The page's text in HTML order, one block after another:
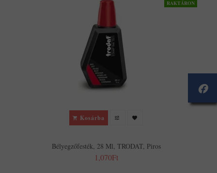
RAKTÁRON
Kosárba
Bélyegzőfesték, 28 Ml, TRODAT, Piros
1,070Ft